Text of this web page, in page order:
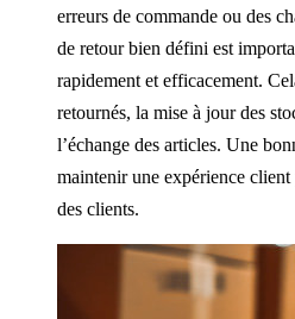
erreurs de commande ou des
de retour bien défini est
rapidement et efficacement.
retournés, la mise à jour des
l’échange des articles. Une
maintenir une expérience
des clients.